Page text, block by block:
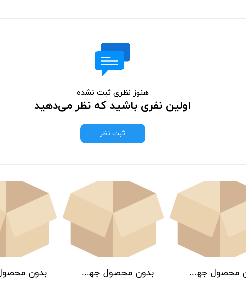
هنوز نظری ثبت نشده
اولین نفری باشید که نظر می‌دهید
ثبت نظر
بدون محصول جهت نمایش بدون محصول جهت نمایش